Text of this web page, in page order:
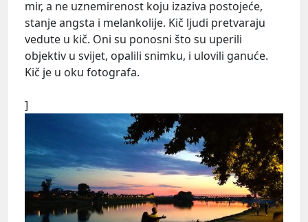
mir, a ne uznemirenost koju izaziva postojeće,
stanje angsta i melankolije. Kič ljudi pretvaraju
vedute u kič. Oni su ponosni što su uperili
objektiv u svijet, opalili snimku, i ulovili ganuće.
Kič je u oku fotografa.
]